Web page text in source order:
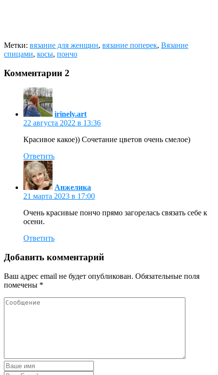
Метки: вязание для женщин, вязание поперек, Вязание
спицами, косы, пончо
Комментарии 2
irinely.art
22 августа 2022 в 13:36
Красивое какое)) Сочетание цветов очень смелое)
Ответить
Анжелика
21 марта 2023 в 17:00
Очень красивые пончо прямо загорелась связать себе к
осени.
Ответить
Добавить комментарий
Ваш адрес email не будет опубликован. Обязательные поля
помечены *